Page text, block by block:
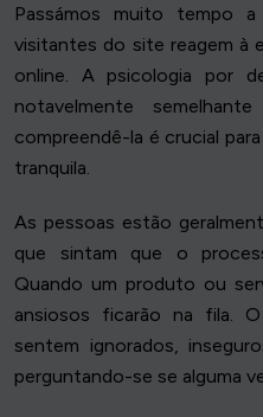
Passámos muito tempo
visitantes do site reagem à
online. A psicologia por
notavelmente
compreendê-la é crucial
tranquila.
As pessoas estão
que sintam que o
Quando um produto ou
ansiosos ficarão na fila.
sentem ignorados,
perguntando-se se alguma